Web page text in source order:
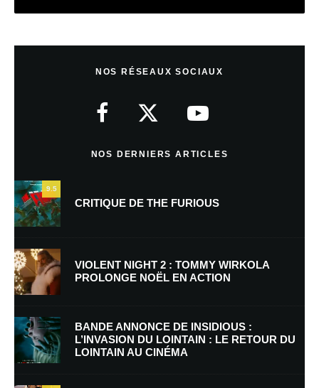
Nom*
E-mail* Site web
NOS RÉSEAUX SOCIAUX
NOS DERNIERS ARTICLES
9.5
CRITIQUE DE THE FURIOUS
VIOLENT NIGHT 2 : TOMMY WIRKOLA
PROLONGE NOËL EN ACTION
BANDE ANNONCE DE INSIDIOUS :
L’INVASION DU LOINTAIN : LE RETOUR DU
LOINTAIN AU CINÉMA